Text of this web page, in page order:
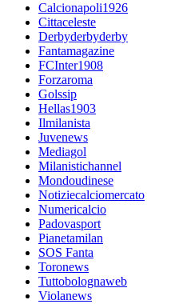
Calcionapoli1926
Cittaceleste
Derbyderbyderby
Fantamagazine
FCInter1908
Forzaroma
Golssip
Hellas1903
Ilmilanista
Juvenews
Mediagol
Milanistichannel
Mondoudinese
Notiziecalciomercato
Numericalcio
Padovasport
Pianetamilan
SOS Fanta
Toronews
Tuttobolognaweb
Violanews